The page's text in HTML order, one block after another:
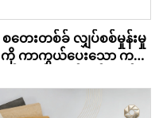
စတေးတစ်ခ် လျှပ်စစ်မှုန်းမှု
ကို ကာကွယ်ပေးသော ကယ်
က်စ် ကုန်းမြေ – HPL
အဆုံးသတ်မှု